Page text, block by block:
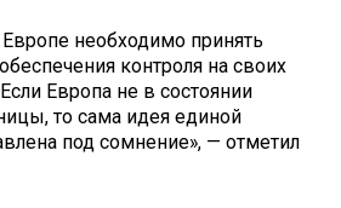
необходимо принять
контроля на своих
Европа не в состоянии
то сама идея единой
под сомнение», — отметил